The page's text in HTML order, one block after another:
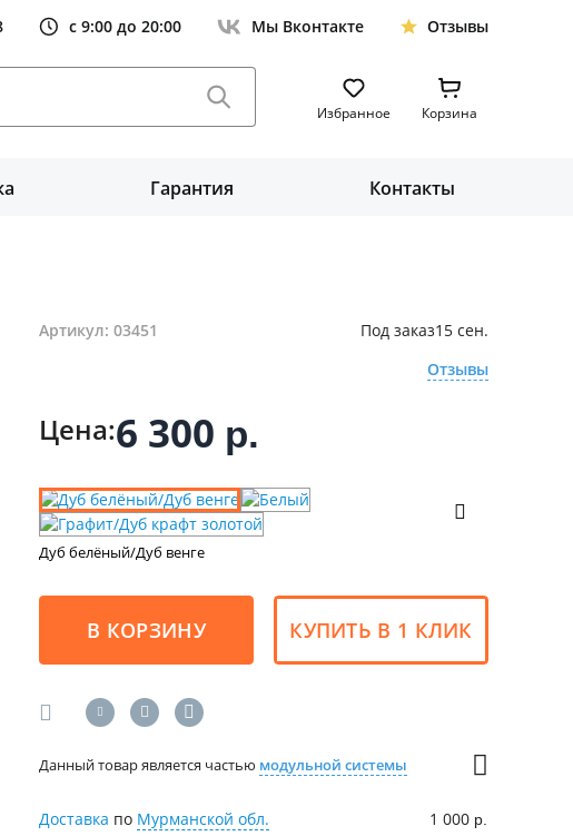
с 9:00 до 20:00 Мы Вконтакте Отзывы
Избранное Корзина
Гарантия Контакты
Артикул: 03451 Под заказ15 сен.
Отзывы
Цена:6 300 р.
Дуб белёный/Дуб венге
В КОРЗИНУ КУПИТЬ В 1 КЛИК
Данный товар является частью модульной системы
Доставка по Мурманской обл. 1 000 р.